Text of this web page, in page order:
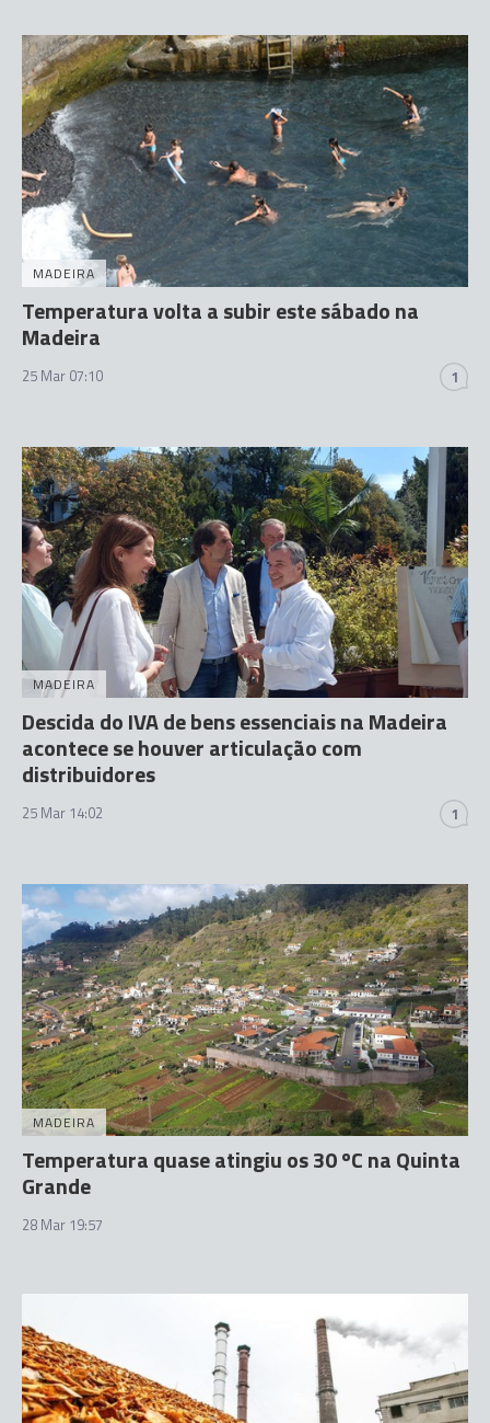
MADEIRA
Temperatura volta a subir este sábado na
Madeira
25 Mar 07:10 1
MADEIRA
Descida do IVA de bens essenciais na Madeira
acontece se houver articulação com
distribuidores
25 Mar 14:02 1
MADEIRA
Temperatura quase atingiu os 30 ºC na Quinta
Grande
28 Mar 19:57